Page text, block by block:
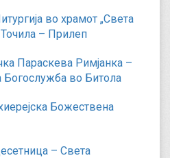
во храмот „Света
Точила – Прилеп
Параскева Римјанка –
Богослужба во Битола
Божествена
– Света